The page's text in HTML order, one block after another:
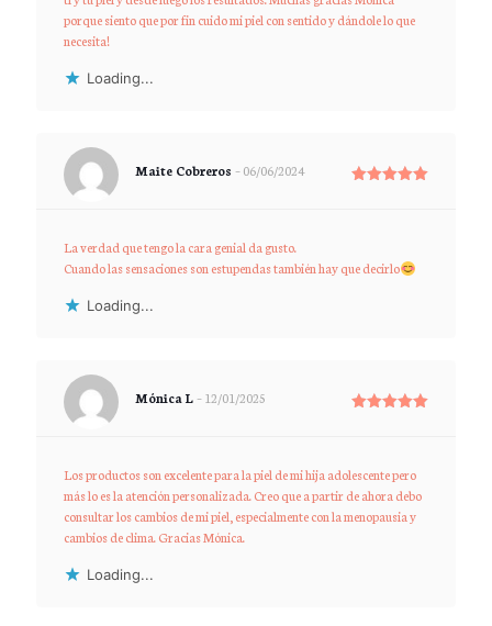
porque siento que por fin cuido mi piel con sentido y dándole lo que
necesita!
Loading...
Maite Cobreros –06/06/2024
La verdad que tengo la cara genial da gusto.
Cuando las sensaciones son estupendas también hay que decirlo
Loading...
Mónica L–12/01/2025
Los productos son excelente para la piel de mi hija adolescente pero
más lo es la atención personalizada. Creo que a partir de ahora debo
consultar los cambios de mi piel, especialmente con la menopausia y
cambios de clima. Gracias Mónica.
Loading...